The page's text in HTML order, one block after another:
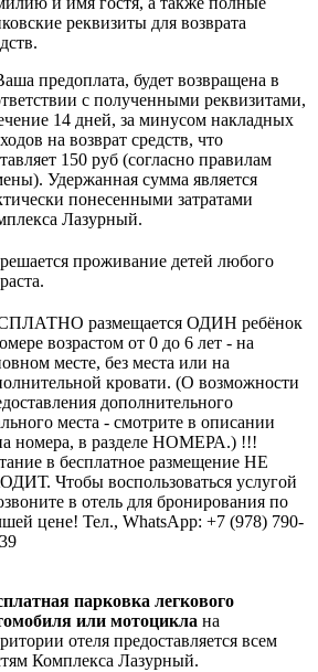
реквизиты для возврата
предоплата, будет возвращена в
с полученными реквизитами,
14 дней, за минусом накладных
на возврат средств, что
150 руб (согласно правилам
Удержанная сумма является
понесенными затратами
Лазурный.
проживание детей любого
размещается ОДИН ребёнок
возрастом от 0 до 6 лет - на
месте, без места или на
кровати. (О возможности
дополнительного
места - смотрите в описании
номера, в разделе НОМЕРА.) !!!
в бесплатное размещение НЕ
Чтобы воспользоваться услугой
в отель для бронирования по
цене! Тел., WhatsApp: +7 (978) 790-
парковка легкового
или мотоцикла на
отеля предоставляется всем
Комплекса Лазурный.